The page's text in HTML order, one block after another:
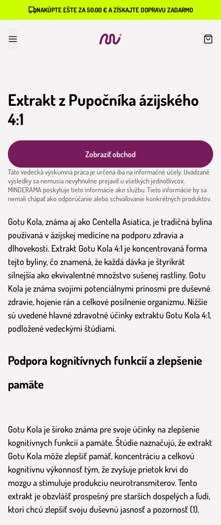
NAKÚPTE EŠTE ZA 50.00 € A ZÍSKAJTE DOPRAVU ZADARMO
Extrakt z Pupočníka ázijského
4:1
Zobraziť obchod
Táto vedecká výskumná práca je určená iba na informačné účely. Uvádzané
výsledky sa nemusia nevyhnutne prejaviť u všetkých jednotlivcov.
MINDERAMA poskytuje tieto informácie ako službu. Tieto informácie by sa
nemali chápať ako odporúčanie alebo schvaľovanie konkrétnych produktov.
Gotu Kola, známa aj ako Centella Asiatica, je tradičná bylina
používaná v ázijskej medicíne na podporu zdravia a
dlhovekosti. Extrakt Gotu Kola 4:1 je koncentrovaná forma
tejto byliny, čo znamená, že každá dávka je štyrikrát
silnejšia ako ekvivalentné množstvo sušenej rastliny. Gotu
Kola je známa svojimi potenciálnymi prínosmi pre duševné
zdravie, hojenie rán a celkové posilnenie organizmu. Nižšie
sú uvedené hlavné zdravotné účinky extraktu Gotu Kola 4:1,
podložené vedeckými štúdiami.
Podpora kognitívnych funkcií a zlepšenie
pamäte
Gotu Kola je široko známa pre svoje účinky na zlepšenie
kognitívnych funkcií a pamäte. Štúdie naznačujú, že extrakt
Gotu Kola môže zlepšiť pamäť, koncentráciu a celkovú
kognitívnu výkonnosť tým, že zvyšuje prietok krvi do
mozgu a stimuluje produkciu neurotransmiterov. Tento
extrakt je obzvlášť prospešný pre starších dospelých a ľudí,
ktorí chcú zlepšiť svoju duševnú jasnosť a pozornosť (1).